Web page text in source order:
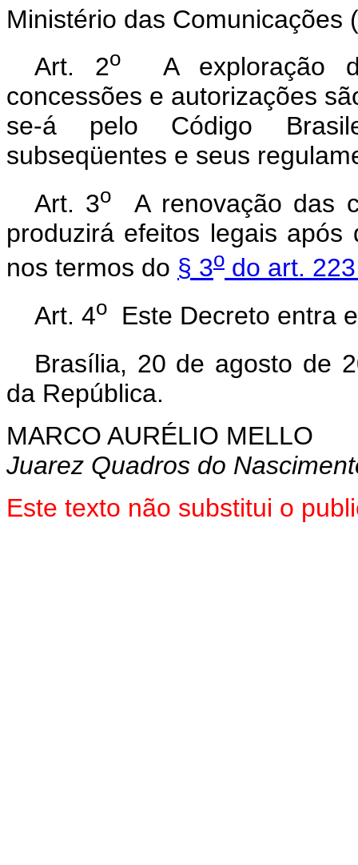
Ministério das Comunicações
Art. 2o
A exploração
concessões e autorizações
se-á pelo Código
subseqüentes e seus
Art. 3o
A renovação das
produzirá efeitos legais após
nos termos do § 3o do art.
Art. 4o Este Decreto entra
Brasília, 20 de agosto de
da República.
MARCO AURÉLIO MELLO
Juarez Quadros do
Este texto não substitui o